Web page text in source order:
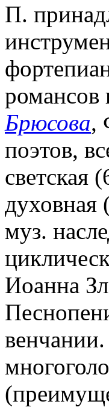
П.
романсов
Брюсова,
поэтов,
светская
духовная
муз.
Иоанна